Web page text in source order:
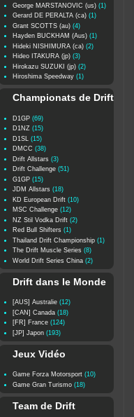
George MARSTANOVIC (us) (1)
Gerard DE PERALTA (ca) (1)
Grant SCOTTS (au) (4)
Hayden BUCKHAM (Aus) (1)
Hideki NISHIMURA (ca) (2)
Hideo ITAKURA (jp) (3)
Hirokazu SUZUKI (jp) (2)
Hiroshima Speedway (1)
Championats de Drift
D1GP (69)
D1NZ (15)
D1SL
(15)
DMCC (38)
Drift Allstars (3)
Drift Challenge (51)
G1GP (15)
JDM Allstars (18)
KD European Drift (10)
MSC Challenge (12)
NZ Stil Vodka Drift (2)
Red Bull Shifters (1)
Thailand Drift Championship (1)
The Drift Muscle Series (8)
World Drift Series China (2)
Drift dans le Monde
[AUS] Australie (12)
[CAN] Canada (18)
[FR] France (124)
[JP] Japon (193)
Jeux Vidéo
Game Forza Motorsport (10)
Game Gran Turismo (18)
Team de Drift